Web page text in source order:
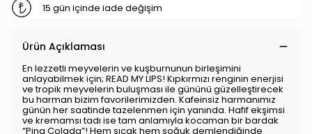
15 gün içinde iade değişim
Ürün Açıklaması
En lezzetli meyvelerin ve kuşburnunun birleşimini
anlayabilmek için; READ MY LIPS! Kıpkırmızı renginin enerjisi
ve tropik meyvelerin buluşması ile gününü güzelleştirecek
bu harman bizim favorilerimizden. Kafeinsiz harmanımız
günün her saatinde tazelenmen için yanında. Hafif ekşimsi
ve kremamsı tadı ise tam anlamıyla kocaman bir bardak
“Pina Colada”! Hem sıcak hem soğuk demlendiğinde